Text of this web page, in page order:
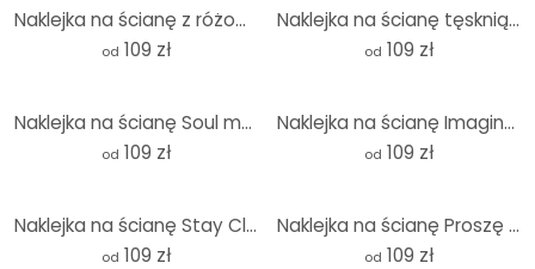
Naklejka na ścianę z różowym sercem Feminist AF - okrągła
od 109 zł
Naklejka na ścianę tęskniąca za plażą i morzem - Soley - Round
od 109 zł
Naklejka na ścianę Soul meets vinyl - Muzyka dla duszy - Harrison - Round
od 109 zł
Naklejka na ścianę Imagine Peace - Two for peace and hope - Retrodrome - Round
od 109 zł
Naklejka na ścianę Stay Classy Sassy and a Bit Bad Assy - Wilson - Round
od 109 zł
Naklejka na ścianę Proszę opuścić o 9 - Fritsch - Runda
od 109 zł